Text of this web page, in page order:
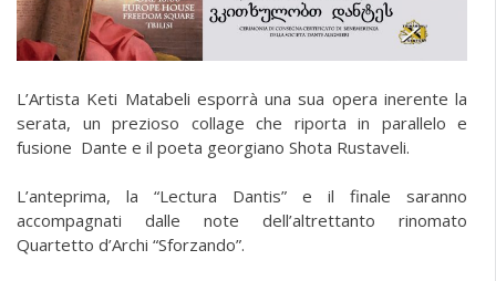
L’Artista Keti Matabeli esporrà una sua opera inerente la
serata, un prezioso collage che riporta in parallelo e
fusione Dante e il poeta georgiano Shota Rustaveli.
L’anteprima, la “Lectura Dantis” e il finale saranno
accompagnati dalle note dell’altrettanto rinomato
Quartetto d’Archi “Sforzando”.